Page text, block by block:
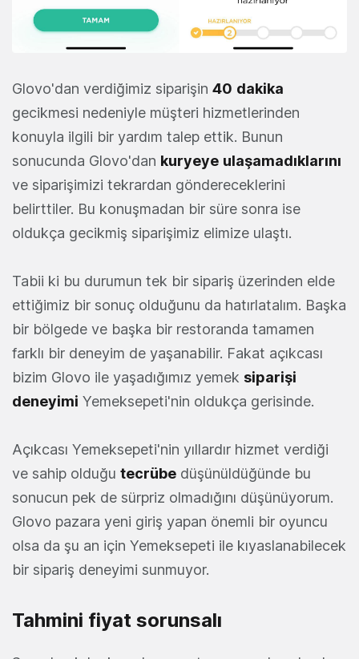
Glovo'dan verdiğimiz siparişin 40 dakika
gecikmesi nedeniyle müşteri hizmetlerinden
konuyla ilgili bir yardım talep ettik. Bunun
sonucunda Glovo'dan kuryeye ulaşamadıklarını
ve siparişimizi tekrardan göndereceklerini
belirttiler. Bu konuşmadan bir süre sonra ise
oldukça gecikmiş siparişimiz elimize ulaştı.
Tabii ki bu durumun tek bir sipariş üzerinden elde
ettiğimiz bir sonuç olduğunu da hatırlatalım. Başka
bir bölgede ve başka bir restoranda tamamen
farklı bir deneyim de yaşanabilir. Fakat açıkcası
bizim Glovo ile yaşadığımız yemek siparişi
deneyimi Yemeksepeti'nin oldukça gerisinde.
Açıkcası Yemeksepeti'nin yıllardır hizmet verdiği
ve sahip olduğu tecrübe düşünüldüğünde bu
sonucun pek de sürpriz olmadığını düşünüyorum.
Glovo pazara yeni giriş yapan önemli bir oyuncu
olsa da şu an için Yemeksepeti ile kıyaslanabilecek
bir sipariş deneyimi sunmuyor.
Tahmini fiyat sorunsalı